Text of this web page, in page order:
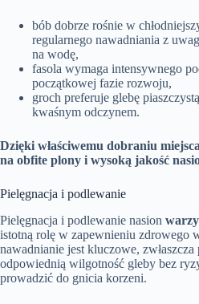
bób dobrze rośnie w
regularnego nawadniania z
na wodę,
fasola wymaga intensywnego
początkowej fazie rozwoju,
groch preferuje glebę
kwaśnym odczynem.
Dzięki właściwemu dobraniu
na obfite plony i wysoką jakość
Pielęgnacja i podlewanie
Pielęgnacja i podlewanie nasion
istotną rolę w zapewnieniu zdrowego
nawadnianie jest kluczowe,
odpowiednią wilgotność gleby bez
prowadzić do gnicia korzeni.